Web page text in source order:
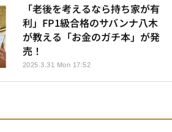
「老後を考えるなら持ち家が有
利」FP1級合格のサバンナ八木
が教える「お金のガチ本」が発
売！
2025.3.31 Mon 17:52